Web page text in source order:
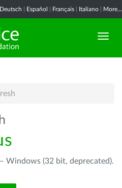
Deutsch Español Français Italiano More...
Windows (32 bit, deprecated).